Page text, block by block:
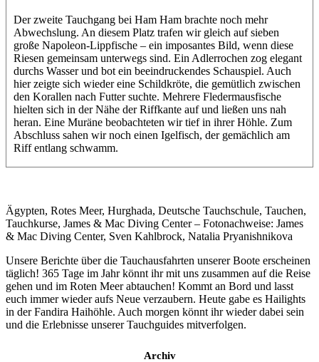
Der zweite Tauchgang bei Ham Ham brachte noch mehr
Abwechslung. An diesem Platz trafen wir gleich auf sieben
große Napoleon-Lippfische – ein imposantes Bild, wenn diese
Riesen gemeinsam unterwegs sind. Ein Adlerrochen zog elegant
durchs Wasser und bot ein beeindruckendes Schauspiel. Auch
hier zeigte sich wieder eine Schildkröte, die gemütlich zwischen
den Korallen nach Futter suchte. Mehrere Fledermausfische
hielten sich in der Nähe der Riffkante auf und ließen uns nah
heran. Eine Muräne beobachteten wir tief in ihrer Höhle. Zum
Abschluss sahen wir noch einen Igelfisch, der gemächlich am
Riff entlang schwamm.
Ägypten, Rotes Meer, Hurghada, Deutsche Tauchschule, Tauchen,
Tauchkurse, James & Mac Diving Center – Fotonachweise: James
& Mac Diving Center, Sven Kahlbrock, Natalia Pryanishnikova
Unsere Berichte über die Tauchausfahrten unserer Boote erscheinen
täglich! 365 Tage im Jahr könnt ihr mit uns zusammen auf die Reise
gehen und im Roten Meer abtauchen! Kommt an Bord und lasst
euch immer wieder aufs Neue verzaubern. Heute gabe es Hailights
in der Fandira Haihöhle. Auch morgen könnt ihr wieder dabei sein
und die Erlebnisse unserer Tauchguides mitverfolgen.
Archiv